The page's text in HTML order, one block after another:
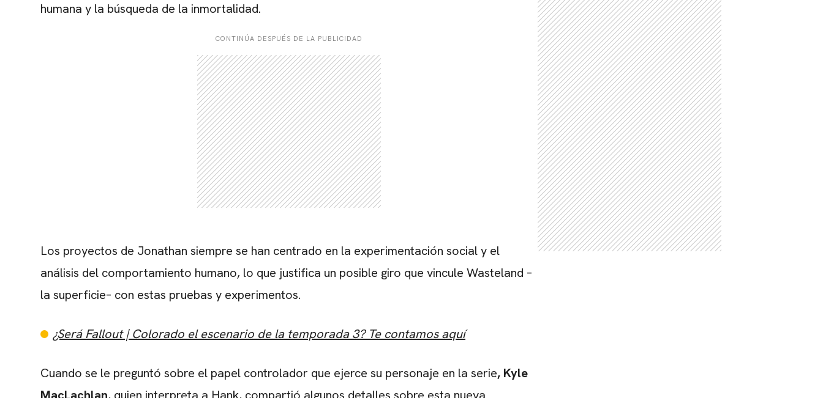
humana y la búsqueda de la inmortalidad.
CONTINÚA DESPUÉS DE LA PUBLICIDAD
Los proyectos de Jonathan siempre se han centrado en la experimentación social y el
análisis del comportamiento humano, lo que justifica un posible giro que vincule Wasteland –
la superficie– con estas pruebas y experimentos.
¿Será Fallout | Colorado el escenario de la temporada 3? Te contamos aquí
Cuando se le preguntó sobre el papel controlador que ejerce su personaje en la serie, Kyle